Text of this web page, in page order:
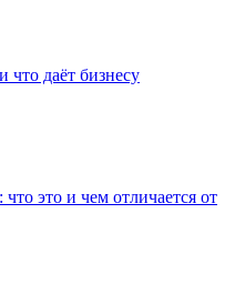
что даёт бизнесу
это и чем отличается от